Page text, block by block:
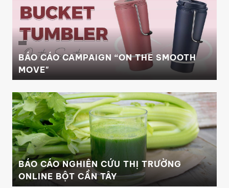
BÁO CÁO CAMPAIGN “ON THE SMOOTH
MOVE"
BÁO CÁO NGHIÊN CỨU THỊ TRƯỜNG
ONLINE BỘT CẦN TÂY